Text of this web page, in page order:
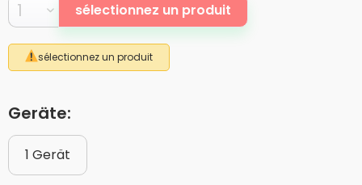
sélectionnez un produit
sélectionnez un produit
Geräte:
1 Gerät